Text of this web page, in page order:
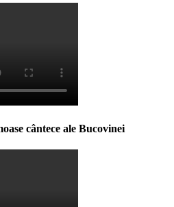
cântece ale Bucovinei